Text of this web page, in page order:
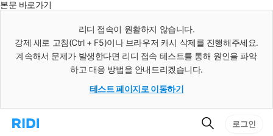
본문 바로가기
리디 접속이 원활하지 않습니다.
강제 새로 고침(Ctrl + F5)이나 브라우저 캐시 삭제를 진행해주세요.
계속해서 문제가 발생한다면 리디 접속 테스트를 통해 원인을 파악
하고 대응 방법을 안내드리겠습니다.
테스트 페이지로 이동하기
리
검
로그인